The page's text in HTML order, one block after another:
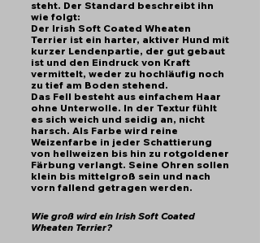
steht. Der Standard beschreibt ihn
wie folgt:
Der Irish Soft Coated Wheaten
Terrier ist ein harter, aktiver Hund mit
kurzer Lendenpartie, der gut gebaut
ist und den Eindruck von Kraft
vermittelt, weder zu hochläufig noch
zu tief am Boden stehend.
Das Fell besteht aus einfachem Haar
ohne Unterwolle. In der Textur fühlt
es sich weich und seidig an, nicht
harsch. Als Farbe wird reine
Weizenfarbe in jeder Schattierung
von hellweizen bis hin zu rotgoldener
Färbung verlangt. Seine Ohren sollen
klein bis mittelgroß sein und nach
vorn fallend getragen werden.
Wie groß wird ein Irish Soft Coated
Wheaten Terrier?